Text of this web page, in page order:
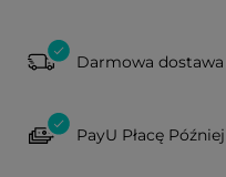
Darmowa dostawa
PayU Płacę Później